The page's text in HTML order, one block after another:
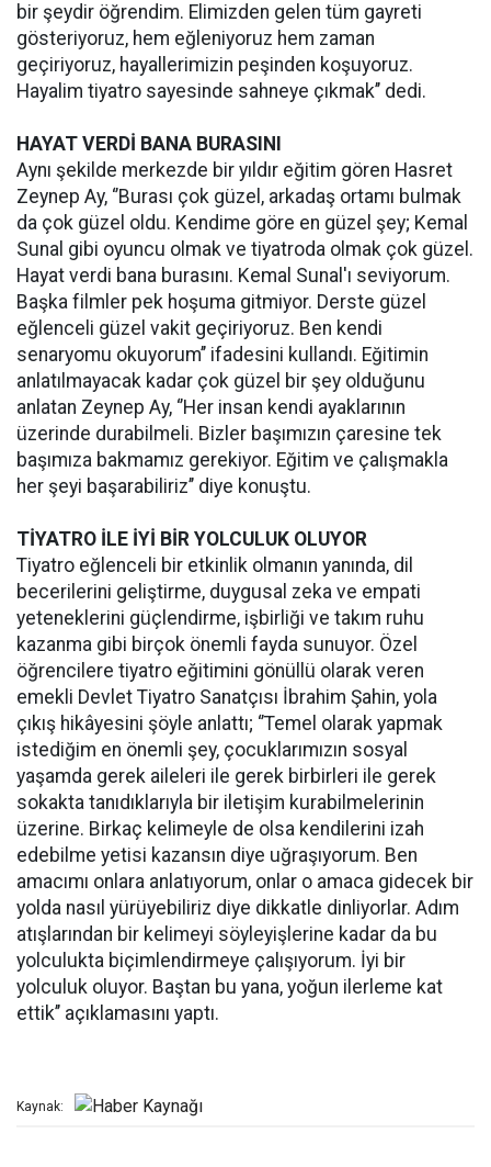
bir şeydir öğrendim. Elimizden gelen tüm gayreti
gösteriyoruz, hem eğleniyoruz hem zaman
geçiriyoruz, hayallerimizin peşinden koşuyoruz.
Hayalim tiyatro sayesinde sahneye çıkmak’’ dedi.
HAYAT VERDİ BANA BURASINI
Aynı şekilde merkezde bir yıldır eğitim gören Hasret
Zeynep Ay, ‘’Burası çok güzel, arkadaş ortamı bulmak
da çok güzel oldu. Kendime göre en güzel şey; Kemal
Sunal gibi oyuncu olmak ve tiyatroda olmak çok güzel.
Hayat verdi bana burasını. Kemal Sunal'ı seviyorum.
Başka filmler pek hoşuma gitmiyor. Derste güzel
eğlenceli güzel vakit geçiriyoruz. Ben kendi
senaryomu okuyorum’’ ifadesini kullandı. Eğitimin
anlatılmayacak kadar çok güzel bir şey olduğunu
anlatan Zeynep Ay, ‘’Her insan kendi ayaklarının
üzerinde durabilmeli. Bizler başımızın çaresine tek
başımıza bakmamız gerekiyor. Eğitim ve çalışmakla
her şeyi başarabiliriz’’ diye konuştu.
TİYATRO İLE İYİ BİR YOLCULUK OLUYOR
Tiyatro eğlenceli bir etkinlik olmanın yanında, dil
becerilerini geliştirme, duygusal zeka ve empati
yeteneklerini güçlendirme, işbirliği ve takım ruhu
kazanma gibi birçok önemli fayda sunuyor. Özel
öğrencilere tiyatro eğitimini gönüllü olarak veren
emekli Devlet Tiyatro Sanatçısı İbrahim Şahin, yola
çıkış hikâyesini şöyle anlattı; ‘’Temel olarak yapmak
istediğim en önemli şey, çocuklarımızın sosyal
yaşamda gerek aileleri ile gerek birbirleri ile gerek
sokakta tanıdıklarıyla bir iletişim kurabilmelerinin
üzerine. Birkaç kelimeyle de olsa kendilerini izah
edebilme yetisi kazansın diye uğraşıyorum. Ben
amacımı onlara anlatıyorum, onlar o amaca gidecek bir
yolda nasıl yürüyebiliriz diye dikkatle dinliyorlar. Adım
atışlarından bir kelimeyi söyleyişlerine kadar da bu
yolculukta biçimlendirmeye çalışıyorum. İyi bir
yolculuk oluyor. Baştan bu yana, yoğun ilerleme kat
ettik’’ açıklamasını yaptı.
Kaynak: